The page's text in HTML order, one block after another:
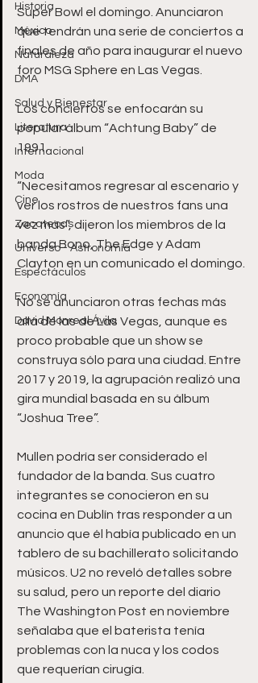
Historia
México
Naturaleza
DMA
Salud y Bienestar
Literatura
Internacional
Moda
Cine
Zacatecas
Universo - Astronomía
Espectáculos
Economía
David Monreal Ávila
Super Bowl el domingo. Anunciaron
que tendrán una serie de conciertos a
finales de año para inaugurar el nuevo
foro MSG Sphere en Las Vegas.
Los conciertos se enfocarán su
popular álbum “Achtung Baby” de
1991.
“Necesitamos regresar al escenario y
ver los rostros de nuestros fans una
vez más”, dijeron los miembros de la
banda Bono, The Edge y Adam
Clayton en un comunicado el domingo.
No se anunciaron otras fechas más
allá de las de Las Vegas, aunque es
proco probable que un show se
construya sólo para una ciudad. Entre
2017 y 2019, la agrupación realizó una
gira mundial basada en su álbum
“Joshua Tree”.
Mullen podría ser considerado el
fundador de la banda. Sus cuatro
integrantes se conocieron en su
cocina en Dublín tras responder a un
anuncio que él había publicado en un
tablero de su bachillerato solicitando
músicos. U2 no reveló detalles sobre
su salud, pero un reporte del diario
The Washington Post en noviembre
señalaba que el baterista tenía
problemas con la nuca y los codos
que requerían cirugía.